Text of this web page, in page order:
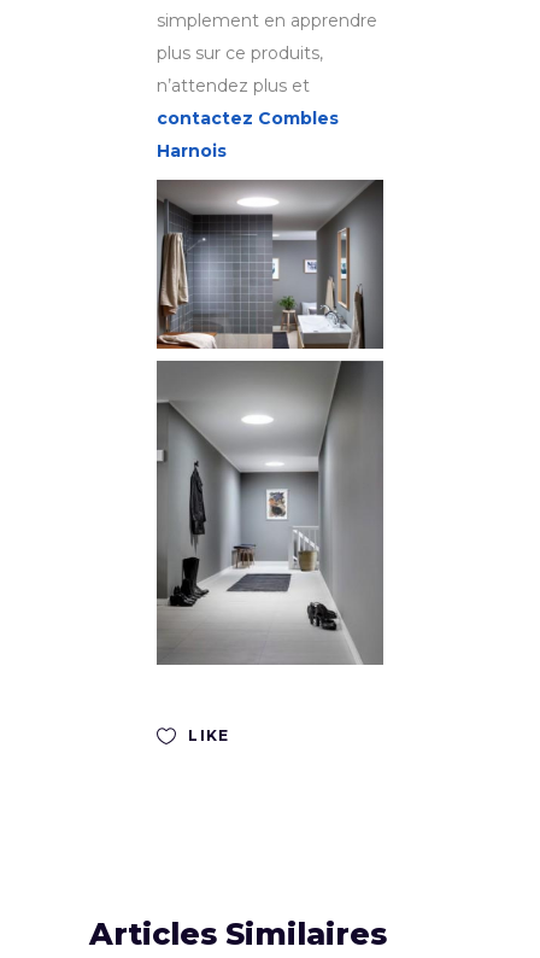
simplement en apprendre
plus sur ce produits,
n’attendez plus et
contactez Combles
Harnois
LIKE
Articles Similaires